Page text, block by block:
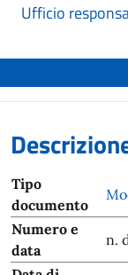
Ufficio
Tipo
documento
Numero e
data
n.